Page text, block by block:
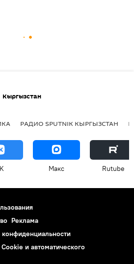
Кыргызстан
РАДИО SPUTNIK КЫРГЫЗСТАН
Макс Rutube
Реклама
конфиденциальности
и автоматического